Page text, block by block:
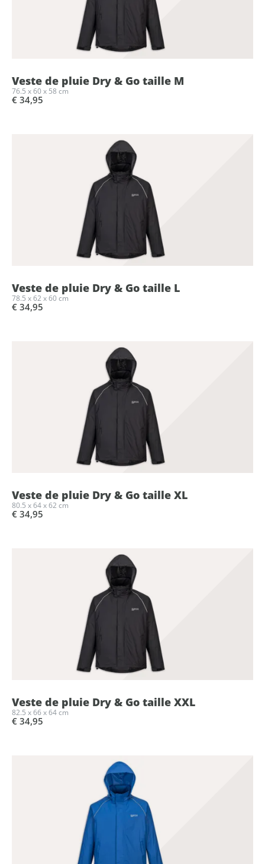
Veste de pluie Dry & Go taille M
76.5 x 60 x 58 cm
€ 34,95
Veste de pluie Dry & Go taille L
78.5 x 62 x 60 cm
€ 34,95
Veste de pluie Dry & Go taille XL
80.5 x 64 x 62 cm
€ 34,95
Veste de pluie Dry & Go taille XXL
82.5 x 66 x 64 cm
€ 34,95